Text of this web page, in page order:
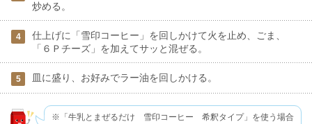
炒める。
4
仕上げに「雪印コーヒー」を回しかけて火を止め、ごま、
「６Ｐチーズ」を加えてサッと混ぜる。
5 皿に盛り、お好みでラー油を回しかける。
※「牛乳とまぜるだけ 雪印コーヒー 希釈タイプ」を使う場合